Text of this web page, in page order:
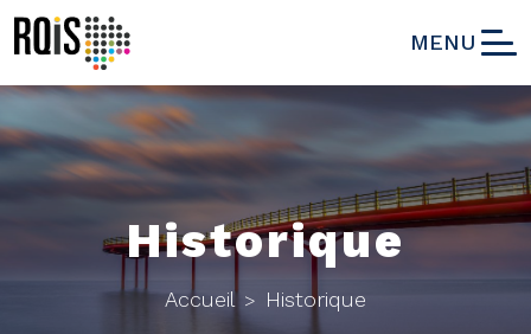
MENU
Historique
Accueil > Historique